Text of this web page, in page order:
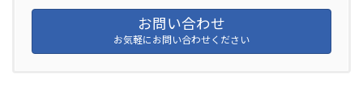
お問い合わせ
お気軽にお問い合わせください